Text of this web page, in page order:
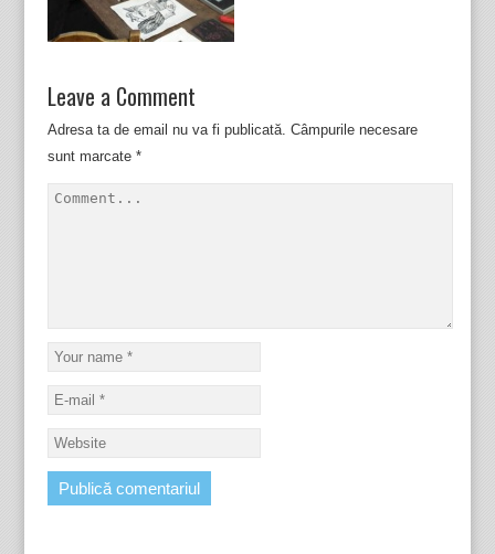
Leave a Comment
Adresa ta de email nu va fi publicată. Câmpurile necesare
sunt marcate *